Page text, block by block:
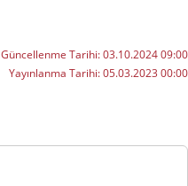
Güncellenme Tarihi:03.10.2024 09:00
Yayınlanma Tarihi:05.03.2023 00:00